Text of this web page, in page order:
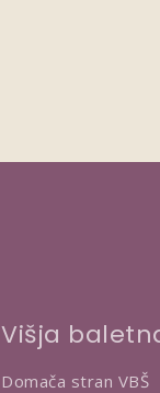
Višja
Domača stran VBŠ